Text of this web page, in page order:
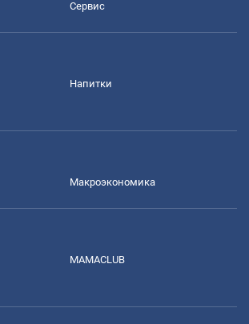
Сервис
Напитки
Mакроэкономика
MAMACLUB